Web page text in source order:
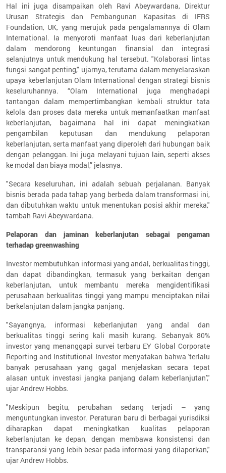
Hal ini juga disampaikan oleh Ravi Abeywardana, Direktur
Urusan Strategis dan Pembangunan Kapasitas di IFRS
Foundation, UK, yang merujuk pada pengalamannya di Olam
International. Ia menyoroti manfaat luas dari keberlanjutan
dalam mendorong keuntungan finansial dan integrasi
selanjutnya untuk mendukung hal tersebut. "Kolaborasi lintas
fungsi sangat penting," ujarnya, terutama dalam menyelaraskan
upaya keberlanjutan Olam International dengan strategi bisnis
keseluruhannya. “Olam International juga menghadapi
tantangan dalam mempertimbangkan kembali struktur tata
kelola dan proses data mereka untuk memanfaatkan manfaat
keberlanjutan, bagaimana hal ini dapat meningkatkan
pengambilan keputusan dan mendukung pelaporan
keberlanjutan, serta manfaat yang diperoleh dari hubungan baik
dengan pelanggan. Ini juga melayani tujuan lain, seperti akses
ke modal dan biaya modal,” jelasnya.
"Secara keseluruhan, ini adalah sebuah perjalanan. Banyak
bisnis berada pada tahap yang berbeda dalam transformasi ini,
dan dibutuhkan waktu untuk menentukan posisi akhir mereka,"
tambah Ravi Abeywardana.
Pelaporan dan jaminan keberlanjutan sebagai pengaman
terhadap greenwashing
Investor membutuhkan informasi yang andal, berkualitas tinggi,
dan dapat dibandingkan, termasuk yang berkaitan dengan
keberlanjutan, untuk membantu mereka mengidentifikasi
perusahaan berkualitas tinggi yang mampu menciptakan nilai
berkelanjutan dalam jangka panjang.
"Sayangnya, informasi keberlanjutan yang andal dan
berkualitas tinggi sering kali masih kurang. Sebanyak 80%
investor yang menanggapi survei terbaru EY Global Corporate
Reporting and Institutional Investor menyatakan bahwa 'terlalu
banyak perusahaan yang gagal menjelaskan secara tepat
alasan untuk investasi jangka panjang dalam keberlanjutan',"
ujar Andrew Hobbs.
"Meskipun begitu, perubahan sedang terjadi – yang
menguntungkan investor. Peraturan baru di berbagai yurisdiksi
diharapkan dapat meningkatkan kualitas pelaporan
keberlanjutan ke depan, dengan membawa konsistensi dan
transparansi yang lebih besar pada informasi yang dilaporkan,"
ujar Andrew Hobbs.